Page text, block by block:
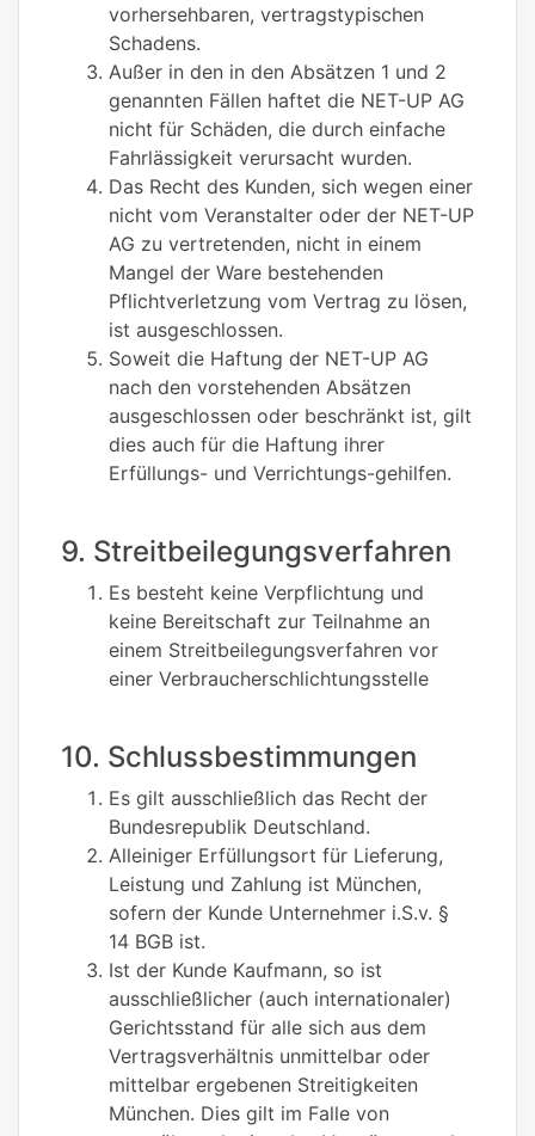
vorhersehbaren, vertragstypischen
Schadens.
Außer in den in den Absätzen 1 und 2
genannten Fällen haftet die NET-UP AG
nicht für Schäden, die durch einfache
Fahrlässigkeit verursacht wurden.
Das Recht des Kunden, sich wegen einer
nicht vom Veranstalter oder der NET-UP
AG zu vertretenden, nicht in einem
Mangel der Ware bestehenden
Pflichtverletzung vom Vertrag zu lösen,
ist ausgeschlossen.
Soweit die Haftung der NET-UP AG
nach den vorstehenden Absätzen
ausgeschlossen oder beschränkt ist, gilt
dies auch für die Haftung ihrer
Erfüllungs- und Verrichtungs-gehilfen.
9. Streitbeilegungsverfahren
Es besteht keine Verpflichtung und
keine Bereitschaft zur Teilnahme an
einem Streitbeilegungsverfahren vor
einer Verbraucherschlichtungsstelle
10. Schlussbestimmungen
Es gilt ausschließlich das Recht der
Bundesrepublik Deutschland.
Alleiniger Erfüllungsort für Lieferung,
Leistung und Zahlung ist München,
sofern der Kunde Unternehmer i.S.v. §
14 BGB ist.
Ist der Kunde Kaufmann, so ist
ausschließlicher (auch internationaler)
Gerichtsstand für alle sich aus dem
Vertragsverhältnis unmittelbar oder
mittelbar ergebenen Streitigkeiten
München. Dies gilt im Falle von